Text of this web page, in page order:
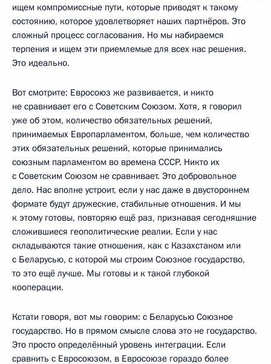
ищем компромиссные пути, которые приводят к такому
состоянию, которое удовлетворяет наших партнёров. Это
сложный процесс согласования. Но мы набираемся
терпения и ищем эти приемлемые для всех нас решения.
Это идеально.
Вот смотрите: Евросоюз же развивается, и никто
не сравнивает его с Советским Союзом. Хотя, я говорил
уже об этом, количество обязательных решений,
принимаемых Европарламентом, больше, чем количество
этих обязательных решений, которые принимались
союзным парламентом во времена СССР. Никто их
с Советским Союзом не сравнивает. Это добровольное
дело. Нас вполне устроит, если у нас даже в двустороннем
формате будут дружеские, стабильные отношения. И мы
к этому готовы, повторяю ещё раз, признавая сегодняшние
сложившиеся геополитические реалии. Если у нас
складываются такие отношения, как с Казахстаном или
с Беларусью, с которой мы строим Союзное государство,
то это ещё лучше. Мы готовы и к такой глубокой
кооперации.
Кстати говоря, вот мы говорим: с Беларусью Союзное
государство. Но в прямом смысле слова это не государство.
Это просто определённый уровень интеграции. Если
сравнить с Евросоюзом, в Евросоюзе гораздо более